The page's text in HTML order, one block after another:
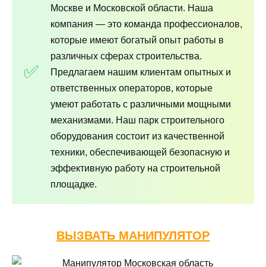
Москве и Московской области. Наша
компания — это команда профессионалов,
которые имеют богатый опыт работы в
различных сферах строительства.
Предлагаем нашим клиентам опытных и
ответственных операторов, которые
умеют работать с различными мощными
механизмами. Наш парк строительного
оборудования состоит из качественной
техники, обеспечивающей безопасную и
эффективную работу на строительной
площадке.
ВЫЗВАТЬ МАНИПУЛЯТОР